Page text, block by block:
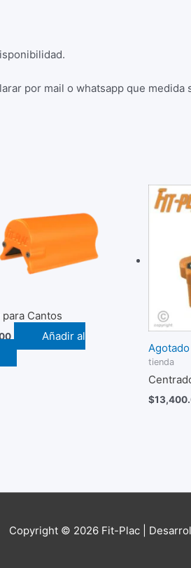
por mail o whatsapp que
para Cantos
Añadir al
Agotado
tienda
$
Copyright © 2026 Fit-Plac |